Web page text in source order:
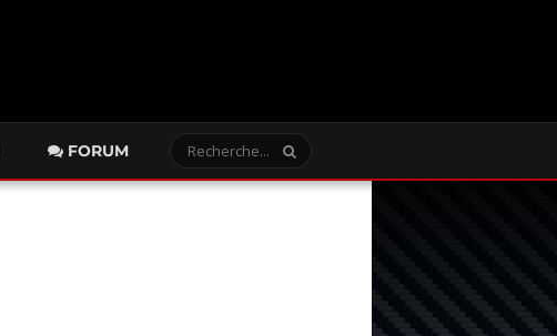
FORUM